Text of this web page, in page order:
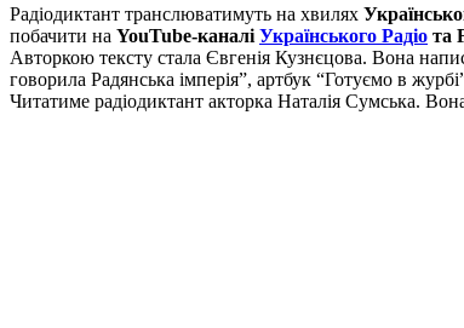
Радіодиктант транслюватимуть на хвилях
побачити на YouTube-каналі Українського Радіо та
Авторкою тексту стала Євгенія Кузнєцова. Вона
говорила Радянська імперія”, артбук “Готуємо в
Читатиме радіодиктант акторка Наталія Сумська.